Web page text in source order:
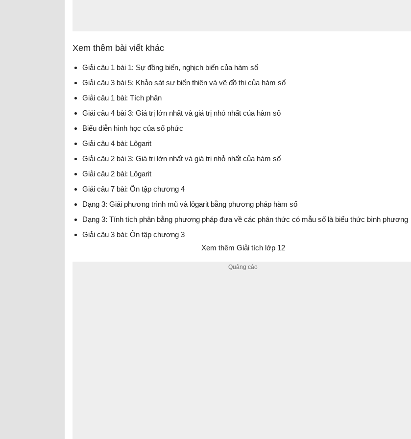
Xem thêm bài viết khác
Giải câu 1 bài 1: Sự đồng biến, nghịch biến của hàm số
Giải câu 3 bài 5: Khảo sát sự biến thiên và vẽ đồ thị của hàm số
Giải câu 1 bài: Tích phân
Giải câu 4 bài 3: Giá trị lớn nhất và giá trị nhỏ nhất của hàm số
Biểu diễn hình học của số phức
Giải câu 4 bài: Lôgarit
Giải câu 2 bài 3: Giá trị lớn nhất và giá trị nhỏ nhất của hàm số
Giải câu 2 bài: Lôgarit
Giải câu 7 bài: Ôn tập chương 4
Dạng 3: Giải phương trình mũ và lôgarit bằng phương pháp hàm số
Dạng 3: Tính tích phân bằng phương pháp đưa về các phân thức có mẫu số là biểu thức bình phương
Giải câu 3 bài: Ôn tập chương 3
Xem thêm Giải tích lớp 12